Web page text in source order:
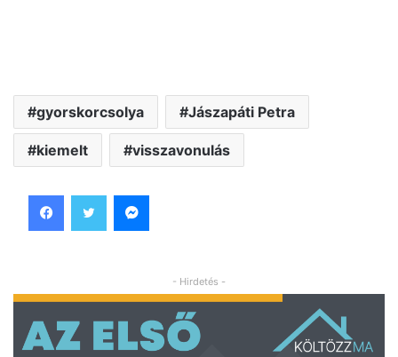
gyorskorcsolya Jászapáti Petra
kiemelt visszavonulás
- Hirdetés -